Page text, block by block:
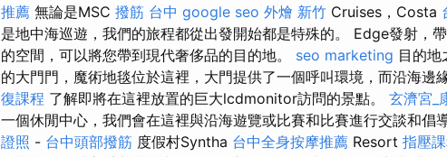
推薦 無論是MSC 撥筋 台中 google seo 外燴 新竹 Cruises，Costa
是地中海巡遊，我們的旅程都從出發開始都是特殊的。 Edge發射，
的空間，可以將您帶到現代奢侈品的目的地。 seo marketing 目的地
的大門門，魔術地毯位於這裡，大門提供了一個呼叫環境，而沿海邊
復課程 了解即將在這裡放置的巨大lcdmonitor訪問的景點。 玄濟宮_
一個休閒中心，我們會在這裡與沿海遊覽或比賽和比賽進行交談和倡
證照 - 台中頭部撥筋 度假村Syntha 台中全身按摩推薦 Resort 指壓